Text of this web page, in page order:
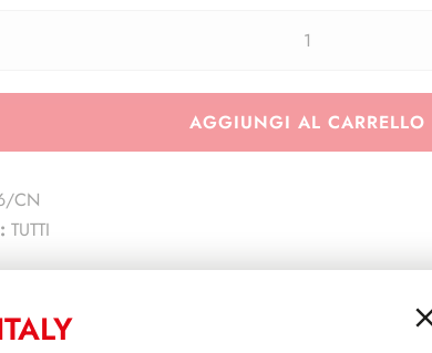
TOP
Custodia
AGGIUNGI AL CARRELLO
CN
TUTTI